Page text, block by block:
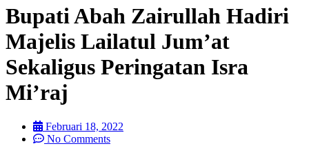
Bupati Abah Zairullah Hadiri
Majelis Lailatul Jum’at
Sekaligus Peringatan Isra
Mi’raj
Februari 18, 2022
No Comments